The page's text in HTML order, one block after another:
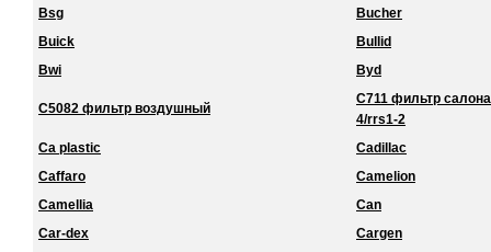
Bsg
Bucher
Buick
Bullid
Bwi
Byd
C5082 фильтр воздушный
C711 фильтр
4/rrs1-2
Ca plastic
Cadillac
Caffaro
Camelion
Camellia
Can
Car-dex
Cargen